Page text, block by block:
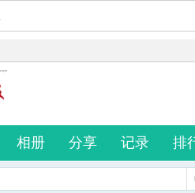
相册 分享 记录 排